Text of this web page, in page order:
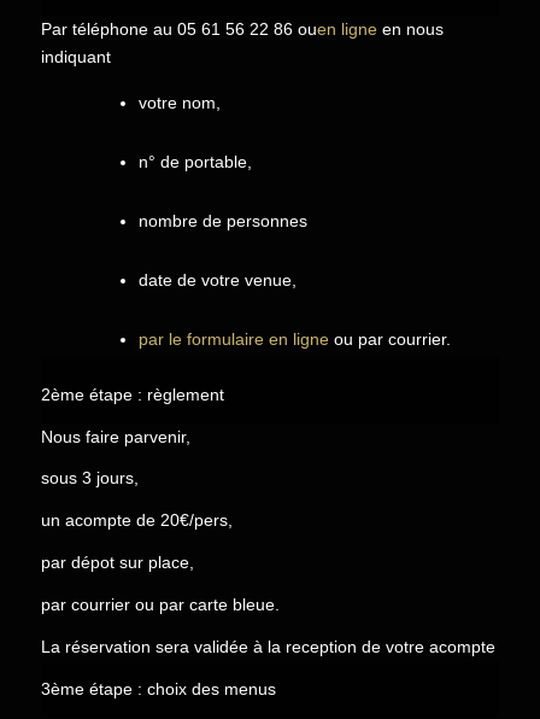
Par téléphone au 05 61 56 22 86 ouen ligneen nous
indiquant
votre nom,
n° de portable,
nombre de personnes
date de votre venue,
par le formulaire en ligneou par courrier.
2ème étape : règlement
Nous faire parvenir,
sous 3 jours,
un acompte de 20€/pers,
par dépot sur place,
par courrier ou par carte bleue.
La réservation sera validée à la reception de votre acompte
3ème étape : choix des menus